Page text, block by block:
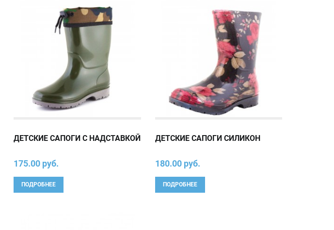
ДЕТСКИЕ САПОГИ С НАДСТАВКОЙ
175.00 руб.
ПОДРОБНЕЕ
ДЕТСКИЕ САПОГИ СИЛИКОН
180.00 руб.
ПОДРОБНЕЕ